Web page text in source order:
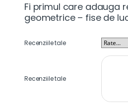
Fi primul care adauga
geometrice – fise de
Recenziile tale
Recenziile tale